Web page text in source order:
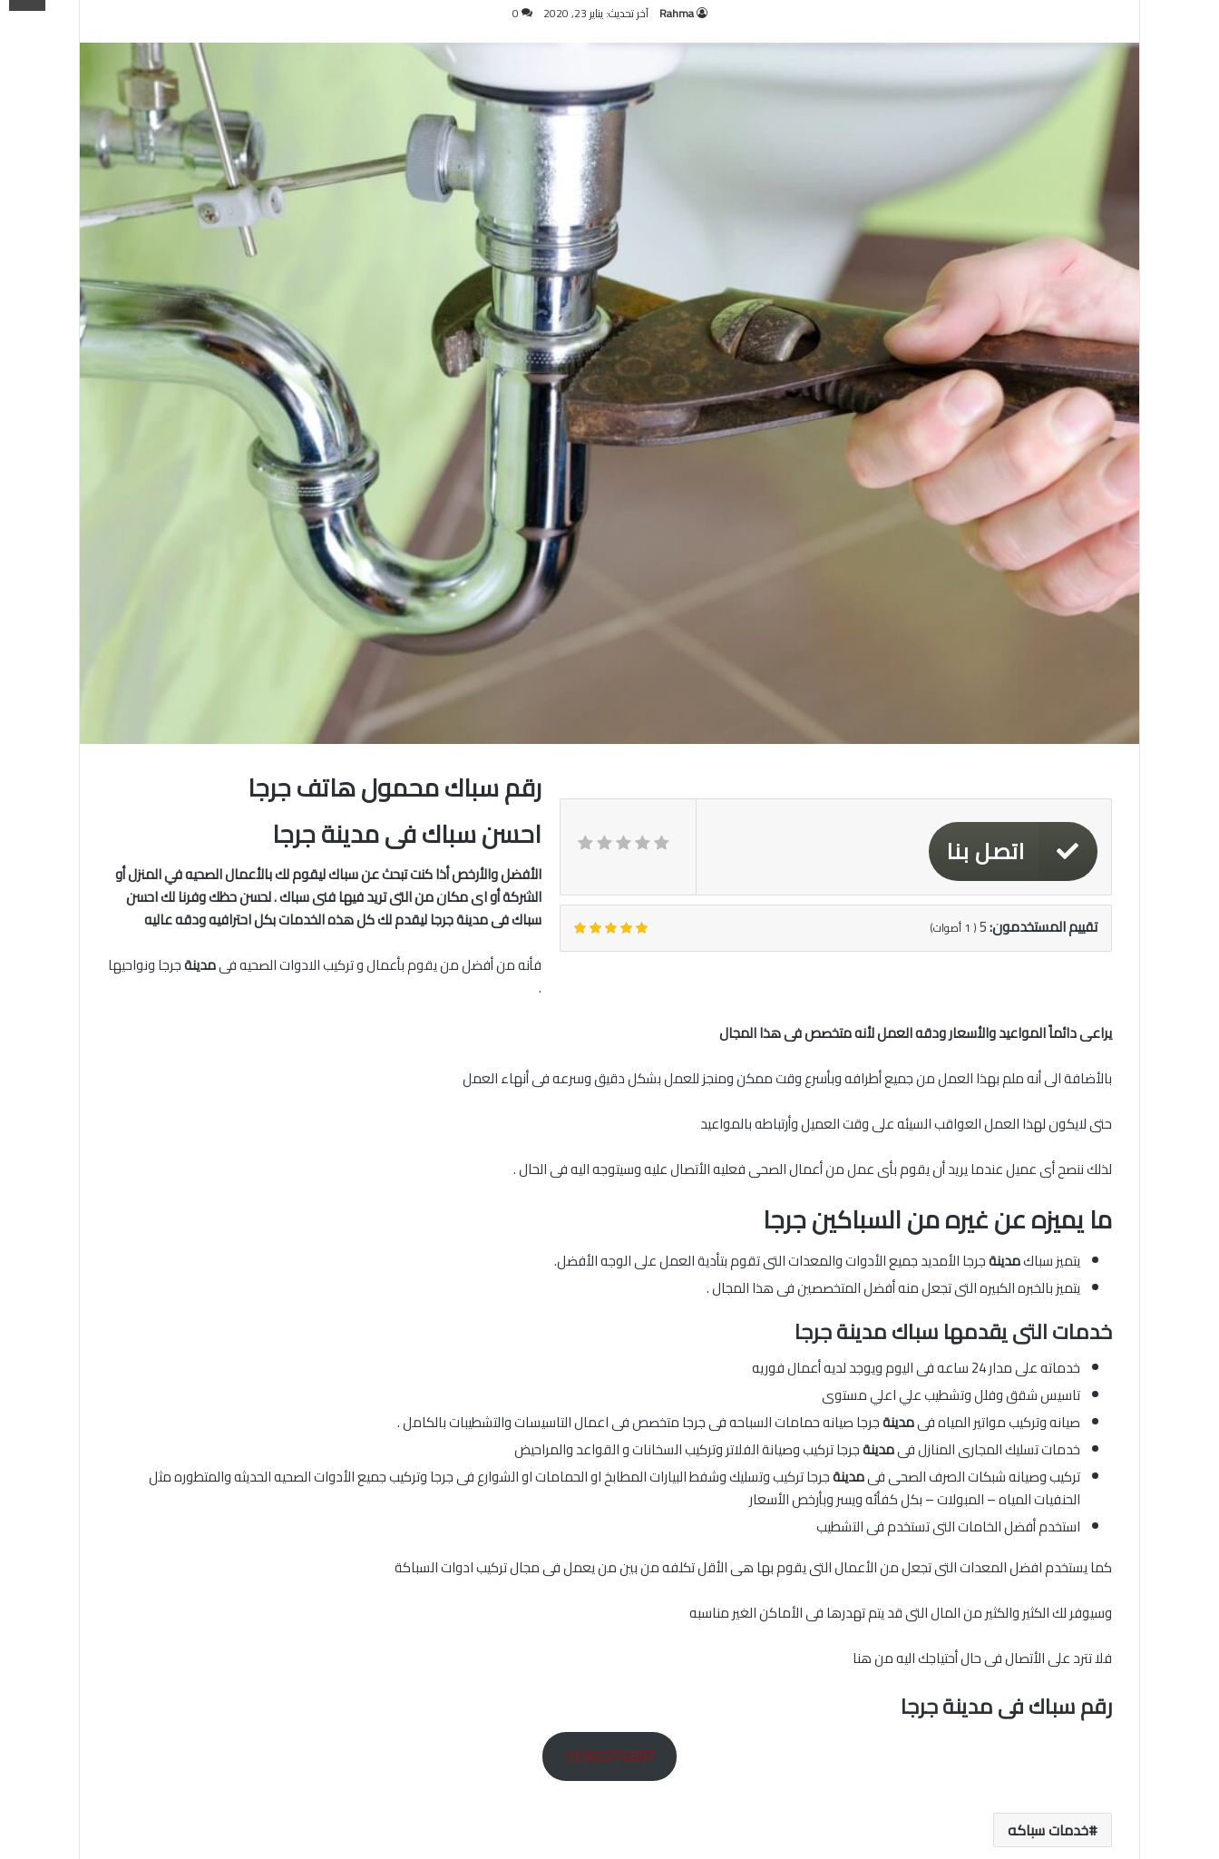
Rahma آخر تحديث: يناير 23, 2020 0
اتصل بنا
تقييم المستخدمون:5
(
1أصوات)
رقم سباك محمول هاتف جرجا
احسن سباك فى مدينة جرجا
الأفضل والأرخص أذا كنت تبحث عن سباك ليقوم لك بالأعمال الصحيه في المنزل أو
الشركة أو اى مكان من التى تريد فيها فنى سباك . لحسن حظك وفرنا لك احسن
سباك فى مدينة جرجاليقدم لك كل هذه الخدمات بكل احترافيه ودقه عاليه
فأنه من أفضل من يقوم بأعمال و تركيب الادوات الصحيه فىمدينةجرجا ونواحيها
.
يراعى دائماً المواعيد والأسعار ودقه العمل لأنه متخصص فى هذا المجال
بالأضافة الى أنه ملم بهذا العمل من جميع أطرافه وبأسرع وقت ممكن ومنجز للعمل بشكل دقيق وسرعه فى أنهاء العمل
حتى لايكون لهذا العمل العواقب السيئه على وقت العميل وأرتباطه بالمواعيد
لذلك ننصح أى عميل عندما يريد أن يقوم بأى عمل من أعمال الصحى فعليه الأتصال عليه وسيتوجه اليه فى الحال .
ما يميزه عن غيره من السباكين جرجا
يتميز سباكمدينةجرجا الأمديد جميع الأدوات والمعدات التى تقوم بتأدية العمل على الوجه الأفضل.
يتميز بالخبره الكبيره التى تجعل منه أفضل المتخصصين فى هذا المجال .
خدمات التى يقدمها سباك مدينة جرجا
خدماته على مدار 24 ساعه فى اليوم ويوجد لديه أعمال فوريه
تاسيس شقق وفلل وتشطيب علي اعلي مستوى
صيانه وتركيب مواتير المياه فىمدينةجرجا صيانه حمامات السباحه فى جرجا متخصص فى اعمال التاسيسات والتشطيبات بالكامل .
خدمات تسليك المجارى المنازل فىمدينةجرجا تركيب وصيانة الفلاتر وتركيب السخانات و القواعد والمراحيض
تركيب وصيانه شبكات الصرف الصحى فىمدينةجرجا تركيب وتسليك وشفط البيارات المطابخ او الحمامات او الشوارع فى جرجا وتركيب جميع الأدوات الصحيه الحديثه والمتطوره مثل
الحنفيات المياه – المبولات – بكل كفأئه ويسر وبأرخص الأسعار
استخدم أفضل الخامات التى تستخدم فى التشطيب
كما يستخدم افضل المعدات التى تجعل من الأعمال التى يقوم بها هى الأقل تكلفه من بين من يعمل فى مجال تركيب ادوات السباكة
وسيوفر لك الكثير والكثير من المال التى قد يتم تهدرها فى الأماكن الغير مناسبه
فلا تترد على الأتصال فى حال أحتياجك اليه من هنا
رقم سباك فى مدينة جرجا
01060256897
خدمات سباكه